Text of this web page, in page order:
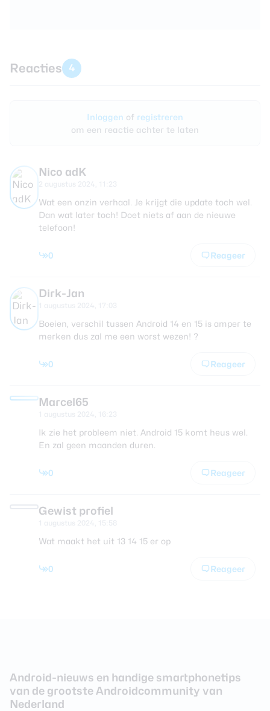
Reacties 4
Inloggen of registreren
om een reactie achter te laten
Nico adK
Wat een onzin verhaal. Je krijgt die update toch wel.
Dan wat later toch! Doet niets af aan de nieuwe
telefoon!
0 Reageer
Dirk-Jan
Boeien, verschil tussen Android 14 en 15 is amper te
merken dus zal me een worst wezen! ?
0 Reageer
Marcel65
Ik zie het probleem niet. Android 15 komt heus wel.
En zal geen maanden duren.
0 Reageer
Gewist profiel
Wat maakt het uit 13 14 15 er op
0 Reageer
Android-nieuws en handige smartphonetips
van de grootste Androidcommunity van
Nederland